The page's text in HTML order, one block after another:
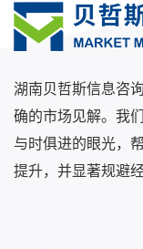
湖南贝哲斯信息咨
确的市场见解。我
与时俱进的眼光，
提升，并显著规避